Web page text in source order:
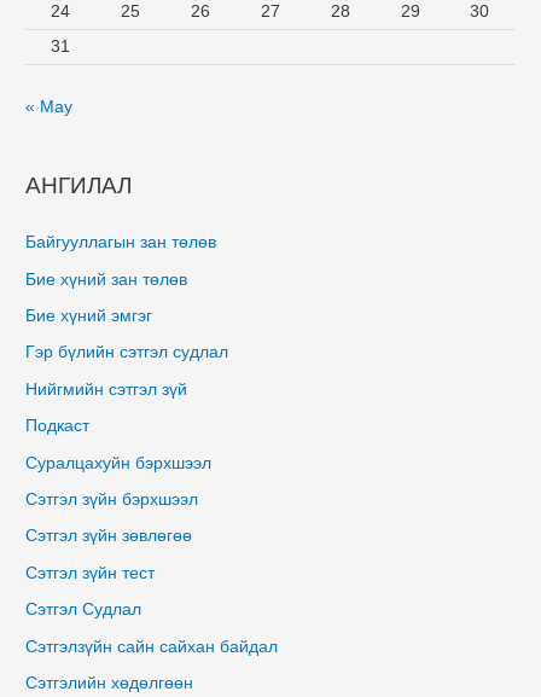
24
25 26 27 28 29
30
31
« May
АНГИЛАЛ
Байгууллагын зан төлөв
Бие хүний зан төлөв
Бие хүний эмгэг
Гэр бүлийн сэтгэл судлал
Нийгмийн сэтгэл зүй
Подкаст
Суралцахуйн бэрхшээл
Сэтгэл зүйн бэрхшээл
Сэтгэл зүйн зөвлөгөө
Сэтгэл зүйн тест
Сэтгэл Судлал
Сэтгэлзүйн сайн сайхан байдал
Сэтгэлийн хөдөлгөөн